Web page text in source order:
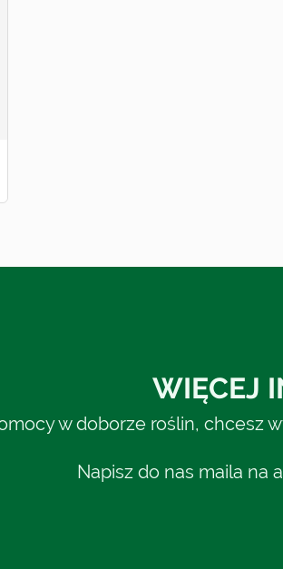
WIĘCEJ
w doborze roślin, chcesz
Napisz do nas maila na